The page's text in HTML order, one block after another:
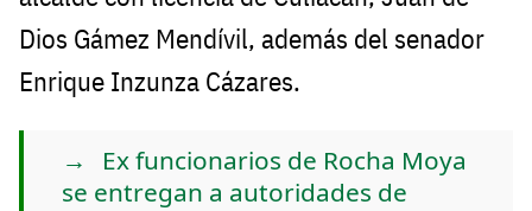
Dios Gámez Mendívil, además del senador
Enrique Inzunza Cázares.
Ex funcionarios de Rocha Moya
se entregan a autoridades de